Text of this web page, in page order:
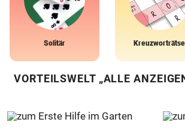
Solitär Kreuzworträtsel
VORTEILSWELT „ALLE